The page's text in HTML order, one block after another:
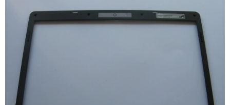
hvězdiček.